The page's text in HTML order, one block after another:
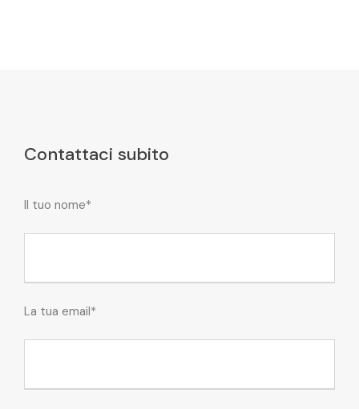
Contattaci subito
Il tuo nome*
La tua email*